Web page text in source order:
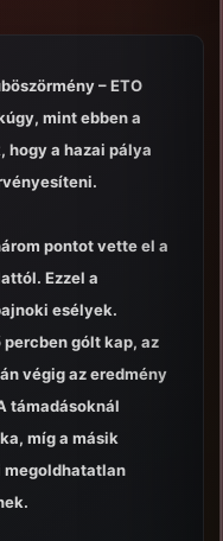
– ETO
mint ebben a
hogy a hazai pálya
pontot vette el a
Ezzel a
esélyek.
percben gólt kap, az
végig az eredmény
támadásoknál
míg a másik
megoldhatatlan